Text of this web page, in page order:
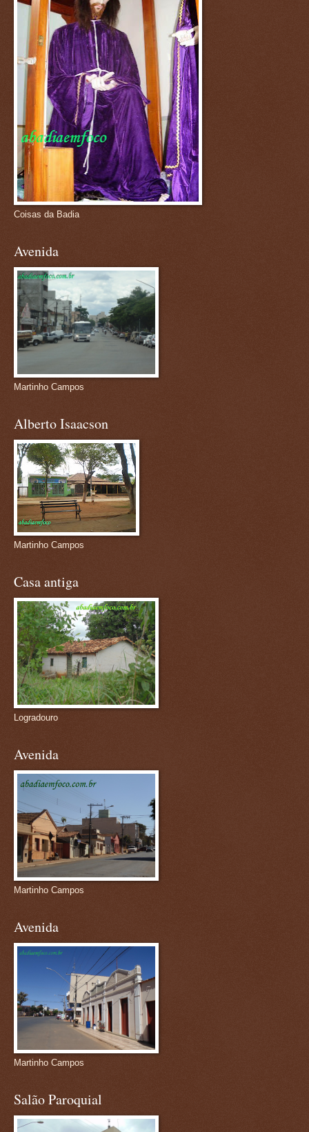
Coisas da Badia
Avenida
Martinho Campos
Alberto Isaacson
Martinho Campos
Casa antiga
Logradouro
Avenida
Martinho Campos
Avenida
Martinho Campos
Salão Paroquial